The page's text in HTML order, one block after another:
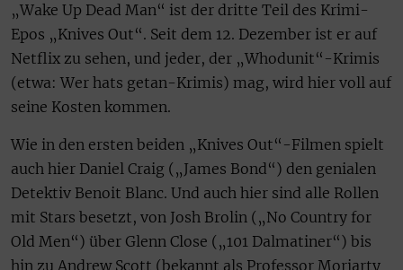
„Wake Up Dead Man“ ist der dritte Teil des Krimi-
Epos „Knives Out“. Seit dem 12. Dezember ist er auf
Netflix zu sehen, und jeder, der „Whodunit“-Krimis
(etwa: Wer hats getan-Krimis) mag, wird hier voll auf
seine Kosten kommen.
Wie in den ersten beiden „Knives Out“-Filmen spielt
auch hier Daniel Craig („James Bond“) den genialen
Detektiv Benoit Blanc. Und auch hier sind alle Rollen
mit Stars besetzt, von Josh Brolin („No Country for
Old Men“) über Glenn Close („101 Dalmatiner“) bis
hin zu Andrew Scott (bekannt als Professor Moriarty